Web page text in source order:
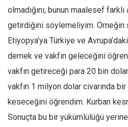
olmadığını, bunun maalesef
getirdiğini söylemeliyim. Örneğin
Etiyopya’ya Türkiye ve
dernek ve vakfın geleceğini
vakfın getireceği para 20 bin
vakfın 1 milyon dolar civarında
keseceğini öğrendim. Kurban
Sonuçta bu bir yükümlülüğü